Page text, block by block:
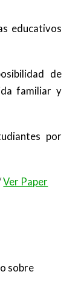
educativos
de
familiar y
por
Ver Paper
sobre